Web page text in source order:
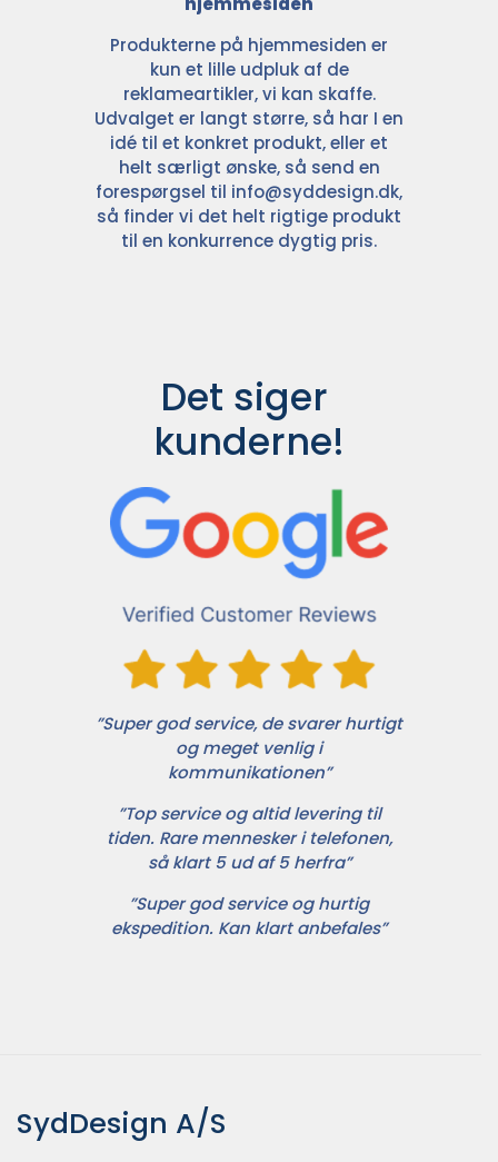
Produkterne på hjemmesiden er
kun et lille udpluk af de
reklameartikler, vi kan skaffe.
Udvalget er langt større, så har I en
idé til et konkret produkt, eller et
helt særligt ønske, så send en
forespørgsel til info@syddesign.dk,
så finder vi det helt rigtige produkt
til en konkurrence dygtig pris.
Det siger
kunderne!
”Super god service, de svarer hurtigt
og meget venlig i
kommunikationen”
”Top service og altid levering til
tiden. Rare mennesker i telefonen,
så klart 5 ud af 5 herfra”
”Super god service og hurtig
ekspedition. Kan klart anbefales”
SydDesign A/S